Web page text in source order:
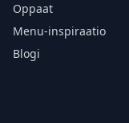
Oppaat
Menu-inspiraatio
Blogi